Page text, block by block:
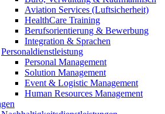
Aviation Services (Luftsicherheit)
HealthCare Training
Berufsorientierung & Bewerbung
Integration & Sprachen
Personaldienstleistung
Personal Management
Solution Management
Event & Logistic Management
Human Resources Management